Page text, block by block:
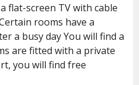
flat-screen TV with cable
rooms have a
a busy day You will find a
are fitted with a private
you will find free